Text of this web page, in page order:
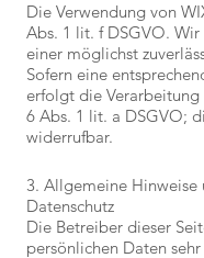
Die Verwendung von
Abs. 1 lit. f DSGVO.
einer möglichst
Sofern eine
erfolgt die
6 Abs. 1 lit. a DSGVO;
widerrufbar.
3. Allgemeine
Datenschutz
Die Betreiber dieser
persönlichen Daten